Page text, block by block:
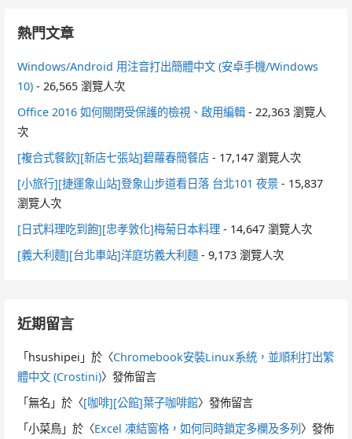
熱門文章
Windows/Android 用注音打出簡體中文 (安卓手機/Windows
10) - 26,565 瀏覽人次
Office 2016 如何關閉受保護的檢視、啟用編輯 - 22,363 瀏覽人
次
[複合式餐飲][新店七張站]碧蘿春簡餐店 - 17,147 瀏覽人次
[小旅行][捷運象山站]登象山步道看日落 台北101 夜景 - 15,837
瀏覽人次
[日式料理吃到飽][忠孝敦化]梅菊日本料理 - 14,647 瀏覽人次
[義大利麵][台北車站]洋庭坊義大利麵 - 9,173 瀏覽人次
近期留言
「hsushipei 」於〈Chromebook安裝Linux系統，並順利打出繁
體中文 (Crostini)〉發佈留言
「無名 」於〈[咖啡][公館]葉子咖啡館〉發佈留言
「小菜鳥 」於〈Excel 凍結窗格，如何同時鎖定多欄及多列〉發佈